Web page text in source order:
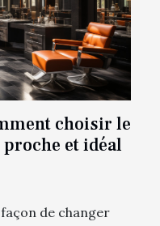
choisir le
et idéal
de changer